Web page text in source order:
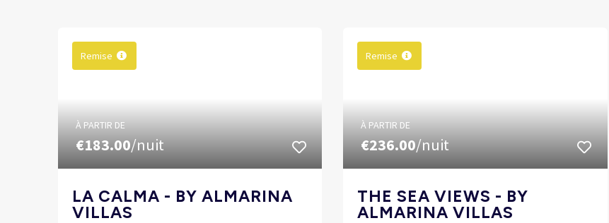
Remise
À PARTIR DE
€183.00/nuit
LA CALMA - BY ALMARINA
VILLAS
Remise
À PARTIR DE
€236.00/nuit
THE SEA VIEWS - BY
ALMARINA VILLAS